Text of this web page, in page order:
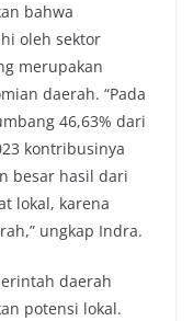
bahwa
oleh sektor
merupakan
daerah. “Pada
46,63% dari
kontribusinya
besar hasil dari
lokal, karena
ungkap Indra.
daerah
potensi lokal.